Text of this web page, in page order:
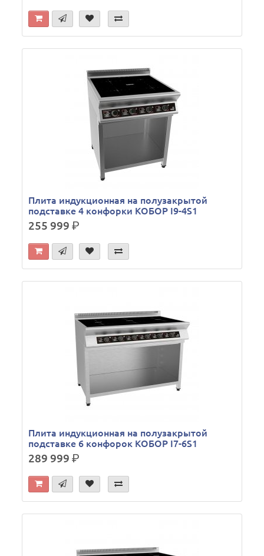
Плита индукционная на полузакрытой
подставке 4 конфорки КОБОР I9-4S1
255 999р.
Плита индукционная на полузакрытой
подставке 6 конфорок КОБОР I7-6S1
289 999р.